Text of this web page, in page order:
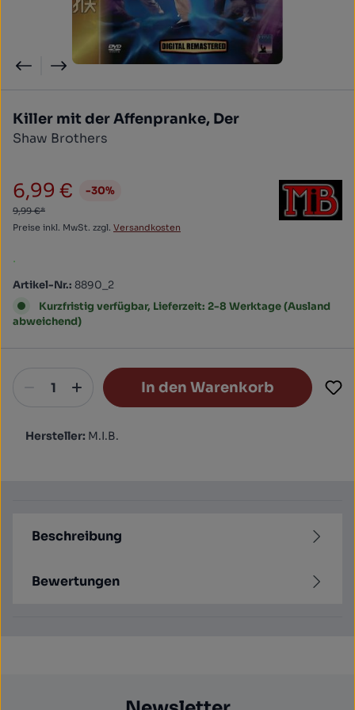
Killer mit der Affenpranke, Der
Shaw Brothers
Verkaufspreis:
6,99 € -30%
9,99 €*
Preise inkl. MwSt. zzgl. Versandkosten
.
Artikel-Nr.: 8890_2
Kurzfristig verfügbar, Lieferzeit: 2-8 Werktage (Ausland
abweichend)
In den Warenkorb
Hersteller: M.I.B.
Beschreibung
Bewertungen